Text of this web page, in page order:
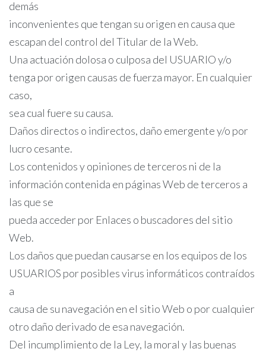
demás
inconvenientes que tengan su origen en causa que
escapan del control del Titular de la Web.
Una actuación dolosa o culposa del USUARIO y/o
tenga por origen causas de fuerza mayor. En cualquier
caso,
sea cual fuere su causa.
Daños directos o indirectos, daño emergente y/o por
lucro cesante.
Los contenidos y opiniones de terceros ni de la
información contenida en páginas Web de terceros a
las que se
pueda acceder por Enlaces o buscadores del sitio
Web.
Los daños que puedan causarse en los equipos de los
USUARIOS por posibles virus informáticos contraídos
a
causa de su navegación en el sitio Web o por cualquier
otro daño derivado de esa navegación.
Del incumplimiento de la Ley, la moral y las buenas